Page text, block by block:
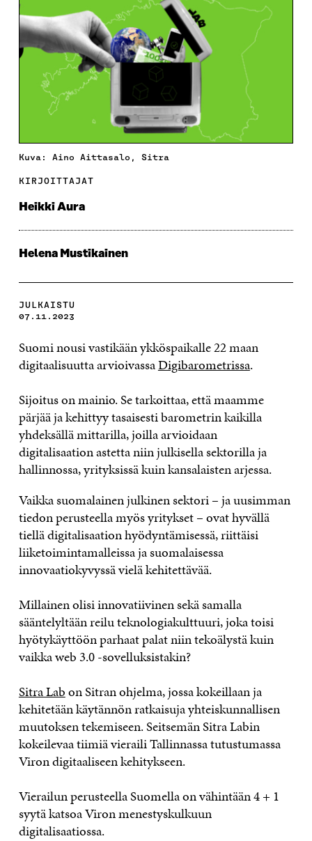
Kuva: Aino Aittasalo, Sitra
KIRJOITTAJAT
Heikki Aura
Helena Mustikainen
JULKAISTU
07.11.2023
Suomi nousi vastikään ykköspaikalle 22 maan
digitaalisuutta arvioivassaDigibarometrissa.
Sijoitus on mainio. Se tarkoittaa, että maamme
pärjää ja kehittyy tasaisesti barometrin kaikilla
yhdeksällä mittarilla, joilla arvioidaan
digitalisaation astetta niin julkisella sektorilla ja
hallinnossa, yrityksissä kuin kansalaisten arjessa.
Vaikka suomalainen julkinen sektori – ja uusimman
tiedon perusteella myös yritykset – ovat hyvällä
tiellä digitalisaation hyödyntämisessä, riittäisi
liiketoimintamalleissa ja suomalaisessa
innovaatiokyvyssä vielä kehitettävää.
Millainen olisi innovatiivinen sekä samalla
sääntelyltään reilu teknologiakulttuuri, joka toisi
hyötykäyttöön parhaat palat niin tekoälystä kuin
vaikka web 3.0 -sovelluksistakin?
Sitra Labon Sitran ohjelma, jossa kokeillaan ja
kehitetään käytännön ratkaisuja yhteiskunnallisen
muutoksen tekemiseen. Seitsemän Sitra Labin
kokeilevaa tiimiä vieraili Tallinnassa tutustumassa
Viron digitaaliseen kehitykseen.
Vierailun perusteella Suomella on vähintään 4 + 1
syytä katsoa Viron menestyskulkuun
digitalisaatiossa.